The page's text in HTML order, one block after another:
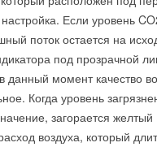
Если уровень
поток остается на
под прозрачной
данный момент качество
Когда уровень
загорается
воздуха, который